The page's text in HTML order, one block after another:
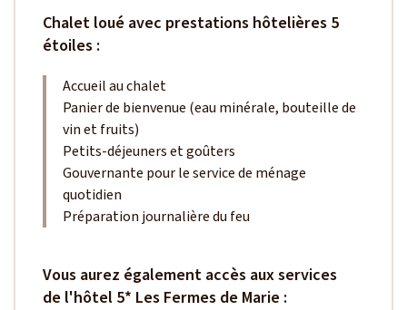
Chalet loué avec prestations hôtelières 5
étoiles :
Accueil au chalet
Panier de bienvenue (eau minérale, bouteille de
vin et fruits)
Petits-déjeuners et goûters
Gouvernante pour le service de ménage
quotidien
Préparation journalière du feu
Vous aurez également accès aux services
de l'hôtel 5* Les Fermes de Marie :